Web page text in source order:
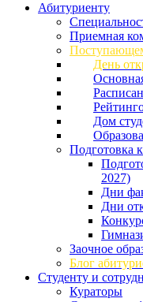
Абитуриенту
Приемная
День
Дом
Подготовка
2027)
Дни
Дни
Заочное
Блог
Студенту и
Кураторы